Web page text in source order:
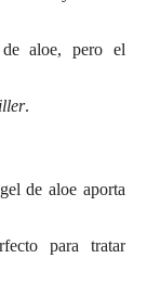
de aloe, pero el
.
de aloe aporta
para tratar